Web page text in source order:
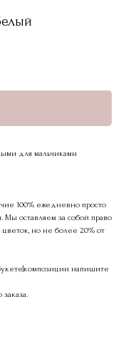
для мальчиками
100% ежедневно просто
оставляем за собой право
но не более 20% от
напишите